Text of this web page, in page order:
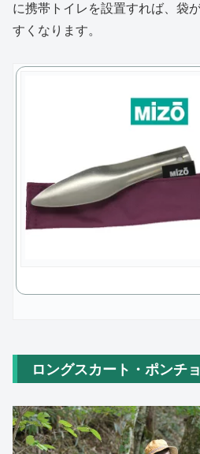
に携帯トイレを設置すれば、袋
すくなります。
ロングスカート・ポンチョ